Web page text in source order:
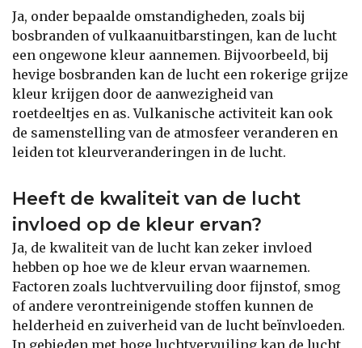
Ja, onder bepaalde omstandigheden, zoals bij
bosbranden of vulkaanuitbarstingen, kan de lucht
een ongewone kleur aannemen. Bijvoorbeeld, bij
hevige bosbranden kan de lucht een rokerige grijze
kleur krijgen door de aanwezigheid van
roetdeeltjes en as. Vulkanische activiteit kan ook
de samenstelling van de atmosfeer veranderen en
leiden tot kleurveranderingen in de lucht.
Heeft de kwaliteit van de lucht
invloed op de kleur ervan?
Ja, de kwaliteit van de lucht kan zeker invloed
hebben op hoe we de kleur ervan waarnemen.
Factoren zoals luchtvervuiling door fijnstof, smog
of andere verontreinigende stoffen kunnen de
helderheid en zuiverheid van de lucht beïnvloeden.
In gebieden met hoge luchtvervuiling kan de lucht